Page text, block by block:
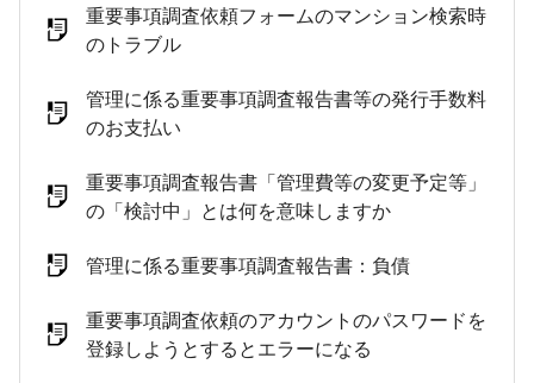
重要事項調査依頼フォームのマンション検索時
のトラブル
管理に係る重要事項調査報告書等の発行手数料
のお支払い
重要事項調査報告書「管理費等の変更予定等」
の「検討中」とは何を意味しますか
管理に係る重要事項調査報告書：負債
重要事項調査依頼のアカウントのパスワードを
登録しようとするとエラーになる